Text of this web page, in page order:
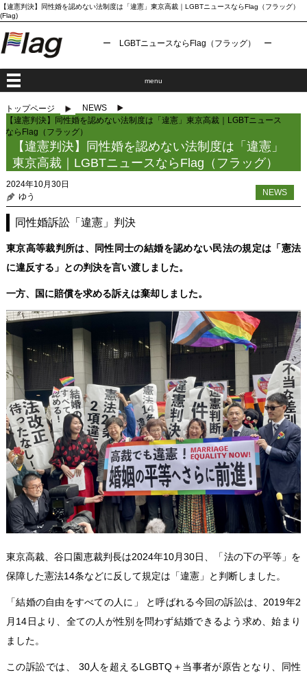
【違憲判決】同性婚を認めない法制度は「違憲」東京高裁｜LGBTニュースならFlag（フラッグ）
(Flag)
ー LGBTニュースならFlag（フラッグ） ー
menu
トップページ
NEWS
【違憲判決】同性婚を認めない法制度は「違憲」東京高裁｜LGBTニュース
ならFlag（フラッグ）
【違憲判決】同性婚を認めない法制度は「違憲」
東京高裁｜LGBTニュースならFlag（フラッグ）
NEWS
2024年10月30日
ゆう
同性婚訴訟「違憲」判決
東京高等裁判所は、同性同士の結婚を認めない民法の規定は「憲法
に違反する」との判決を言い渡しました。
一方、国に賠償を求める訴えは棄却しました。
東京高裁、谷口園恵裁判長は2024年10月30日、「法の下の平等」を
保障した憲法14条などに反して規定は「違憲」と判断しました。
「結婚の自由をすべての人に」 と呼ばれる今回の訴訟は、2019年2
月14日より、全ての人が性別を問わず結婚できるよう求め、始まり
ました。
この訴訟では、 30人を超えるLGBTQ＋当事者が原告となり、同性